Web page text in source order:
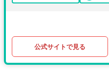
公式サイトで見る